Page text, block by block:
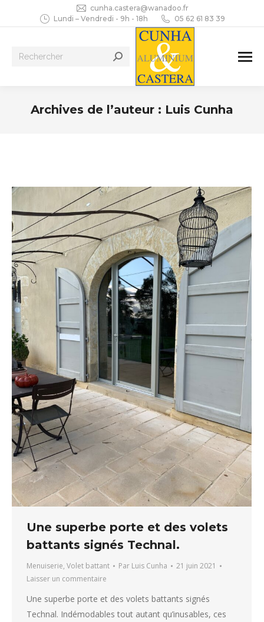
cunha.castera@wanadoo.fr
Lundi – Vendredi - 9h - 18h
05 62 61 83 39
Recherche
Archives de l’auteur : Luis Cunha
Une superbe porte et des volets
battants signés Technal.
Menuiserie, Volet battant Par Luis Cunha
21 juin 2021
Laisser un commentaire
Une superbe porte et des volets battants signés
Technal. Indémodables tout autant qu’inusables, ces